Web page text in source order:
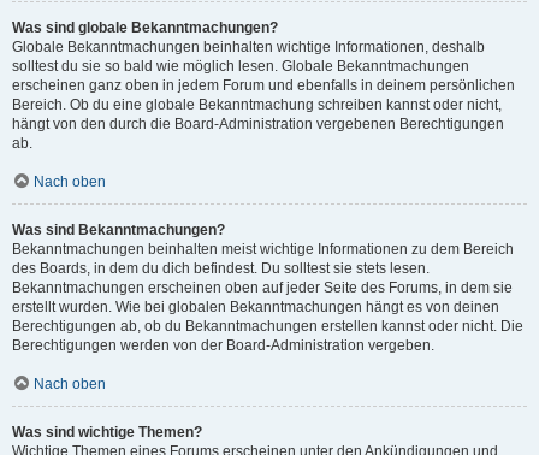
Was sind globale Bekanntmachungen?
Globale Bekanntmachungen beinhalten wichtige Informationen, deshalb
solltest du sie so bald wie möglich lesen. Globale Bekanntmachungen
erscheinen ganz oben in jedem Forum und ebenfalls in deinem persönlichen
Bereich. Ob du eine globale Bekanntmachung schreiben kannst oder nicht,
hängt von den durch die Board-Administration vergebenen Berechtigungen
ab.
Nach oben
Was sind Bekanntmachungen?
Bekanntmachungen beinhalten meist wichtige Informationen zu dem Bereich
des Boards, in dem du dich befindest. Du solltest sie stets lesen.
Bekanntmachungen erscheinen oben auf jeder Seite des Forums, in dem sie
erstellt wurden. Wie bei globalen Bekanntmachungen hängt es von deinen
Berechtigungen ab, ob du Bekanntmachungen erstellen kannst oder nicht. Die
Berechtigungen werden von der Board-Administration vergeben.
Nach oben
Was sind wichtige Themen?